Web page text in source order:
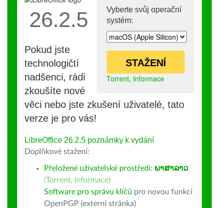
Vyberte svůj operační
systém:
STAŽENÍ
Torrent, Informace
26.2.5
Pokud jste
technologičtí
nadšenci, rádi
zkoušíte nové
věci nebo jste zkušení uživatelé, tato
verze je pro vás!
LibreOffice 26.2.5 poznámky k vydání
Doplňkové stažení:
Přeložené uživatelské prostředí: ພາສາລາວ
(Torrent, Informace)
Software pro správu klíčů pro novou funkci
OpenPGP (externí stránka)